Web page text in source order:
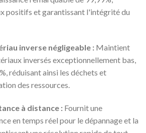
positifs et garantissant l'intégrité du
inverse négligeable :Maintient
inversés exceptionnellement bas,
réduisant ainsi les déchets et
des ressources.
à distance :Fournit une
en temps réel pour le dépannage et la